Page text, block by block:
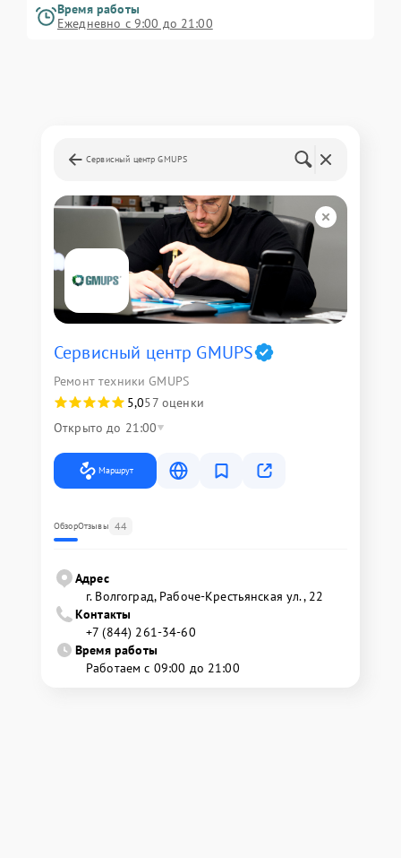
Время работы
Ежедневно с 9:00 до 21:00
Сервисный центр GMUPS
Сервисный центр GMUPS
Ремонт техники GMUPS
5,057 оценки
Открыто до 21:00
Маршрут
ОбзорОтзывы 44
Адрес
г. Волгоград, Рабоче-Крестьянская ул., 22
Контакты
+7 (844) 261-34-60
Время работы
Работаем с 09:00 до 21:00